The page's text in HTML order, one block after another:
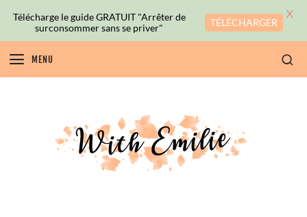
MENU
Télécharge le guide GRATUIT "Arrêter de
surconsommer sans se priver"
TÉLÉCHARGER
X